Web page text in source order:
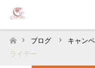
ホーム
ブログ キャン
ライデー